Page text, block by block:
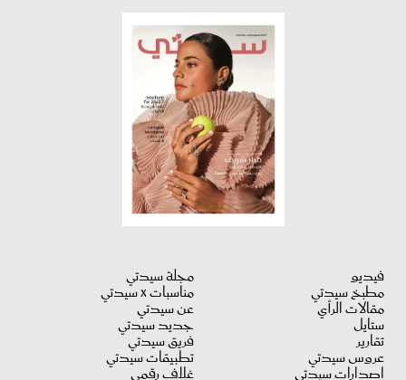
فيديو
مطبخ سيدتي
مقالات الرأي
ستايل
تقارير
عروس سيدتي
اصدارات سيدتي
مجلة سيدتي
مناسبات X سيدتي
عن سيدتي
جديد سيدتي
فريق سيدتي
تطبيقات سيدتي
غلاف رقمي